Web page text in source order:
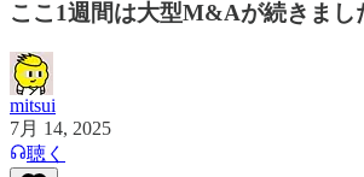
ここ1週間は大型M&Aが続きまし
mitsui
7月 14, 2025
聴く